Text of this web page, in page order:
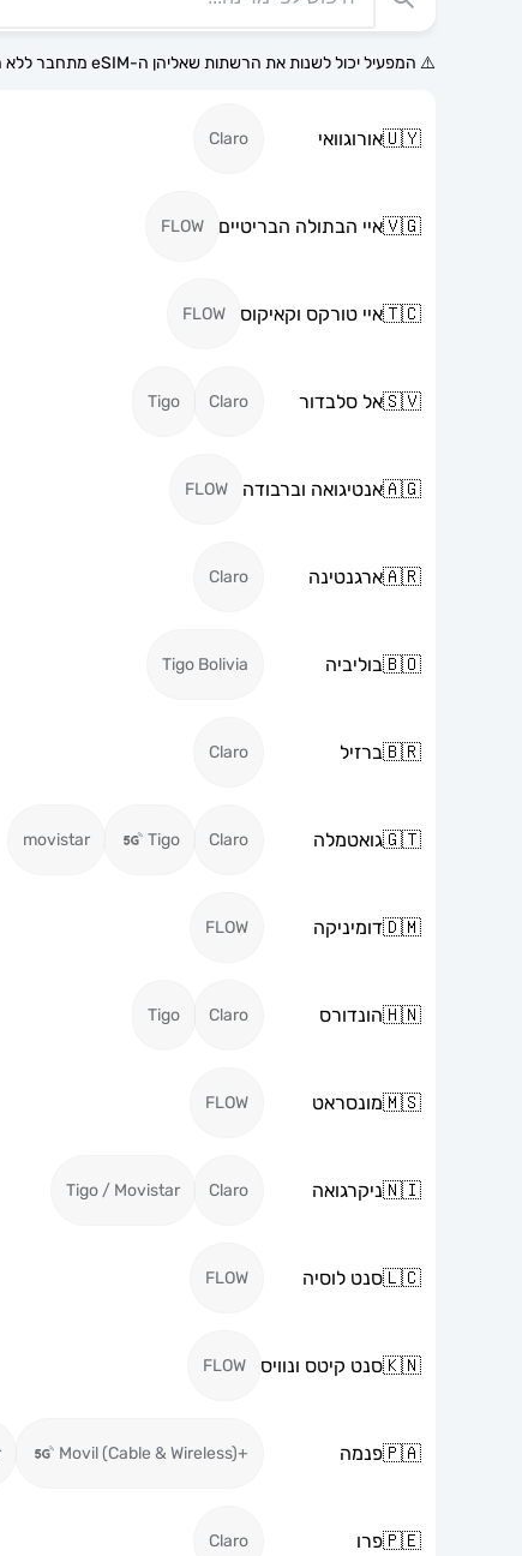
⚠️ המפעיל יכול לשנות את הרשתות שאליהן ה-eSIM מתחבר ללא הודעה מוקדמת.
🇺🇾אורוגוואי Claro
🇻🇬איי הבתולה הבריטיים FLOW
🇹🇨איי טורקס וקאיקוס FLOW
🇸🇻אל סלבדור Claro
Tigo
🇦🇬אנטיגואה וברבודה FLOW
🇦🇷ארגנטינה Claro
🇧🇴בוליביה Tigo Bolivia
🇧🇷ברזיל Claro
🇬🇹גואטמלה Claro
Tigo
movistar
🇩🇲דומיניקה FLOW
🇭🇳הונדורס Claro
Tigo
🇲🇸מונסראט FLOW
🇳🇮ניקרגואה Claro
Tigo / Movistar
🇱🇨סנט לוסיה FLOW
🇰🇳סנט קיטס ונוויס FLOW
🇵🇦פנמה +Movil (Cable & Wireless)
🇵🇪פרו Claro